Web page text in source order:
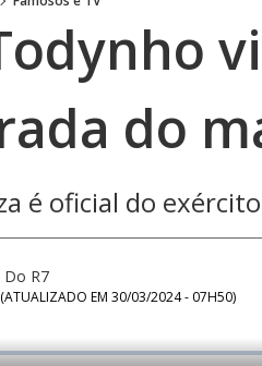
do
é oficial do
Do R7
(ATUALIZADO EM 30/03/2024 - 07H50)